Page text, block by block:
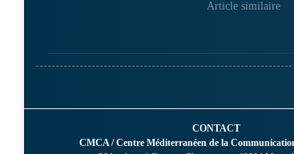
Article similaire
CONTACT
CMCA / Centre Méditerranéen de la